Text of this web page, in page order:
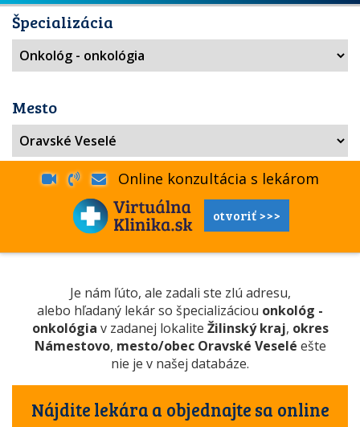
Špecializácia
Mesto
Online konzultácia s lekárom
otvoriť >>>
Je nám ľúto, ale zadali ste zlú adresu,
alebo hľadaný lekár so špecializáciou onkológ -
onkológia v zadanej lokalite Žilinský kraj, okres
Námestovo, mesto/obec Oravské Veselé ešte
nie je v našej databáze.
Nájdite lekára a objednajte sa online